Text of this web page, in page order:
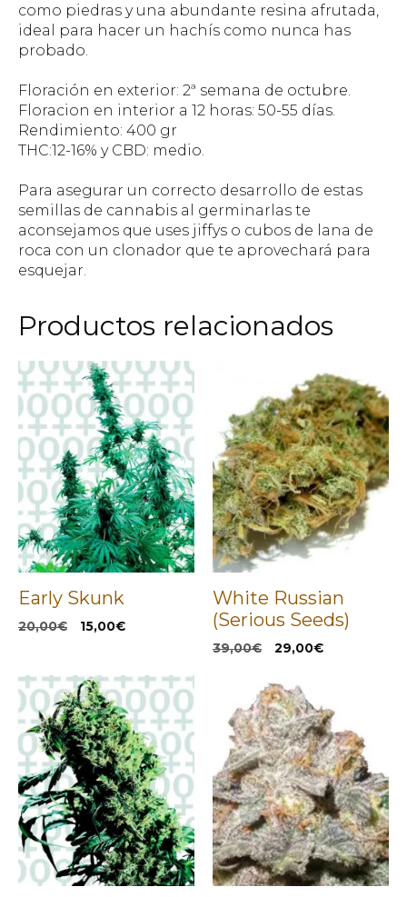
como piedras y una abundante resina afrutada,
ideal para hacer un hachís como nunca has
probado.
Floración en exterior: 2ª semana de octubre.
Floracion en interior a 12 horas: 50-55 días.
Rendimiento: 400 gr
THC:12-16% y CBD: medio.
Para asegurar un correcto desarrollo de estas
semillas de cannabis al germinarlas te
aconsejamos que uses jiffys o cubos de lana de
roca con un clonador que te aprovechará para
esquejar.
Productos relacionados
Early Skunk
20,00€
El
era:
20,00€.
15,00€El
es:
15,00€.
White Russian
(Serious Seeds)
39,00€
El
original
era:
39,00€.
29,00€El
29,00€.